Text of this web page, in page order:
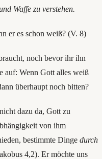
Waffe zu verstehen.
er es schon weiß? (V. 8)
noch bevor ihr ihn
auf: Wenn Gott alles weiß
überhaupt noch bitten?
dazu da, Gott zu
von ihm
bestimmte Dinge durch
4,2). Er möchte uns